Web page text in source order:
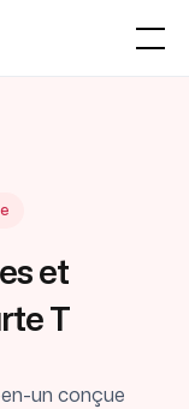
et
T
un conçue